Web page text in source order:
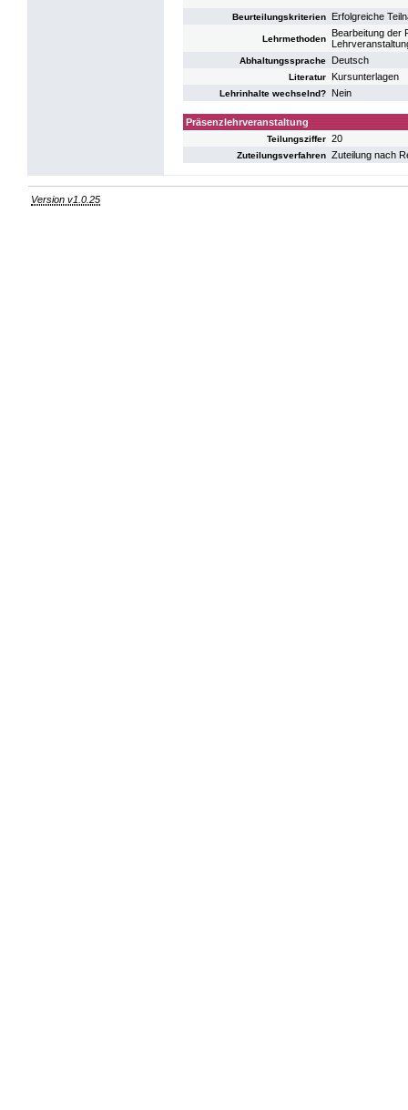
Beurteilungskriterien Erfolgreiche
Lehrmethoden
Bearbeitung der
Abhaltungssprache Deutsch
Literatur Kursunterlagen
Lehrinhalte wechselnd? Nein
Präsenzlehrveranstaltung
Teilungsziffer 20
Zuteilungsverfahren Zuteilung nach
Version v1.0.25